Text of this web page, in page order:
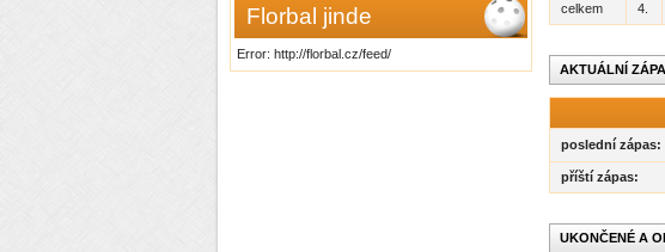
Florbal jinde
Error: http://florbal.cz/feed/
celkem 4.
AKTUÁLNÍ
poslední zápas:
příští zápas:
UKONČENÉ A